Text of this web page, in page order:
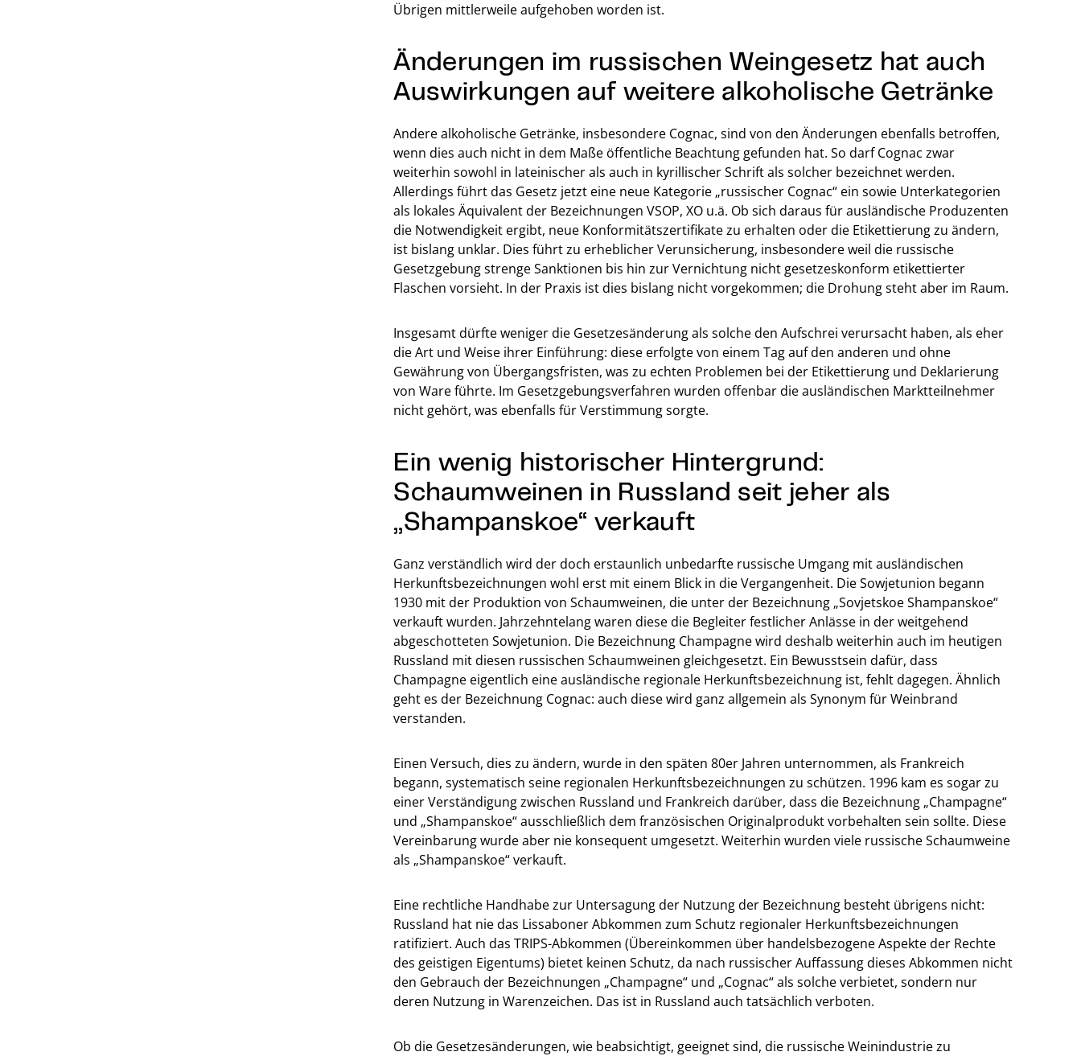
Übrigen mittlerweile aufgehoben worden ist.
Änderungen im russischen Weingesetz hat auch
Auswirkungen auf weitere alkoholische Getränke
Andere alkoholische Getränke, insbesondere Cognac, sind von den Änderungen ebenfalls betroffen,
wenn dies auch nicht in dem Maße öffentliche Beachtung gefunden hat. So darf Cognac zwar
weiterhin sowohl in lateinischer als auch in kyrillischer Schrift als solcher bezeichnet werden.
Allerdings führt das Gesetz jetzt eine neue Kategorie „russischer Cognac“ ein sowie Unterkategorien
als lokales Äquivalent der Bezeichnungen VSOP, XO u.ä. Ob sich daraus für ausländische Produzenten
die Notwendigkeit ergibt, neue Konformitätszertifikate zu erhalten oder die Etikettierung zu ändern,
ist bislang unklar. Dies führt zu erheblicher Verunsicherung, insbesondere weil die russische
Gesetzgebung strenge Sanktionen bis hin zur Vernichtung nicht gesetzeskonform etikettierter
Flaschen vorsieht. In der Praxis ist dies bislang nicht vorgekommen; die Drohung steht aber im Raum.
Insgesamt dürfte weniger die Gesetzesänderung als solche den Aufschrei verursacht haben, als eher
die Art und Weise ihrer Einführung: diese erfolgte von einem Tag auf den anderen und ohne
Gewährung von Übergangsfristen, was zu echten Problemen bei der Etikettierung und Deklarierung
von Ware führte. Im Gesetzgebungsverfahren wurden offenbar die ausländischen Marktteilnehmer
nicht gehört, was ebenfalls für Verstimmung sorgte.
Ein wenig historischer Hintergrund:
Schaumweinen in Russland seit jeher als
„Shampanskoe“ verkauft
Ganz verständlich wird der doch erstaunlich unbedarfte russische Umgang mit ausländischen
Herkunftsbezeichnungen wohl erst mit einem Blick in die Vergangenheit. Die Sowjetunion begann
1930 mit der Produktion von Schaumweinen, die unter der Bezeichnung „Sovjetskoe Shampanskoe“
verkauft wurden. Jahrzehntelang waren diese die Begleiter festlicher Anlässe in der weitgehend
abgeschotteten Sowjetunion. Die Bezeichnung Champagne wird deshalb weiterhin auch im heutigen
Russland mit diesen russischen Schaumweinen gleichgesetzt. Ein Bewusstsein dafür, dass
Champagne eigentlich eine ausländische regionale Herkunftsbezeichnung ist, fehlt dagegen. Ähnlich
geht es der Bezeichnung Cognac: auch diese wird ganz allgemein als Synonym für Weinbrand
verstanden.
Einen Versuch, dies zu ändern, wurde in den späten 80er Jahren unternommen, als Frankreich
begann, systematisch seine regionalen Herkunftsbezeichnungen zu schützen. 1996 kam es sogar zu
einer Verständigung zwischen Russland und Frankreich darüber, dass die Bezeichnung „Champagne“
und „Shampanskoe“ ausschließlich dem französischen Originalprodukt vorbehalten sein sollte. Diese
Vereinbarung wurde aber nie konsequent umgesetzt. Weiterhin wurden viele russische Schaumweine
als „Shampanskoe“ verkauft.
Eine rechtliche Handhabe zur Untersagung der Nutzung der Bezeichnung besteht übrigens nicht:
Russland hat nie das Lissaboner Abkommen zum Schutz regionaler Herkunftsbezeichnungen
ratifiziert. Auch das TRIPS-Abkommen (Übereinkommen über handelsbezogene Aspekte der Rechte
des geistigen Eigentums) bietet keinen Schutz, da nach russischer Auffassung dieses Abkommen nicht
den Gebrauch der Bezeichnungen „Champagne“ und „Cognac“ als solche verbietet, sondern nur
deren Nutzung in Warenzeichen. Das ist in Russland auch tatsächlich verboten.
Ob die Gesetzesänderungen, wie beabsichtigt, geeignet sind, die russische Weinindustrie zu